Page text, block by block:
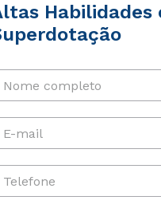
Habilidades
Nome completo
E-mail
Telefone